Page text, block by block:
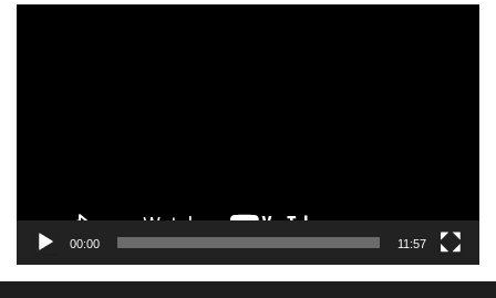
00:00 11:57